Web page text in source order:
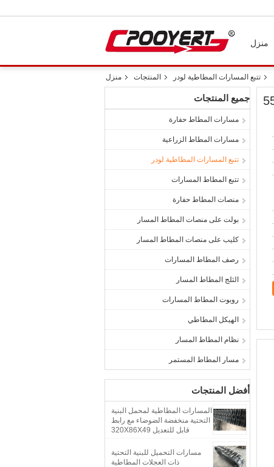
منزل
منزل المنتجات تتبع المسارات المطاطية لودر
جميع المنتجات
مسارات المطاط حفارة
مسارات المطاط الزراعية
تتبع المسارات المطاطية لودر
تتبع المطاط المسارات
منصات المطاط حفارة
بولت على منصات المطاط المسار
كليب على منصات المطاط المسار
رصف المطاط المسارات
الثلج المطاط المسار
روبوت المطاط المسارات
الهيكل المطاطي
نظام المطاط المسار
مسار المطاط المستمر
أفضل المنتجات
المسارات المطاطية لمحمل البنية
التحتية منخفضة الضوضاء مع رابط
قابل للتعديل 320X86X49
مسارات التحميل للبنية التحتية
ذات العجلات المطاطية